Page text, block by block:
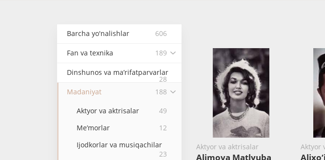
Barcha yo'nalishlar 606
Fan va texnika 189
Dinshunos va ma’rifatparvarlar
28
Madaniyat
188
Aktyor va aktrisalar
49
Me’morlar
12
Ijodkorlar va musiqachilar
23
Aktyor va aktrisalar
Alimova Matlyuba
Aktyor